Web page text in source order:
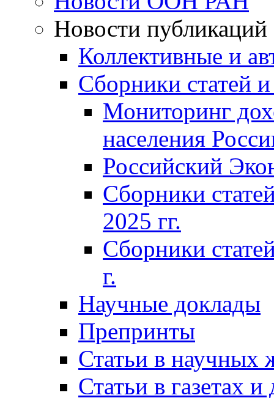
Новости публикаций
Коллективные и
Сборники статей
Мониторинг
населения
Российский
Сборники
2025 гг.
Сборники
г.
Научные доклады
Препринты
Статьи в научных
Статьи в газетах